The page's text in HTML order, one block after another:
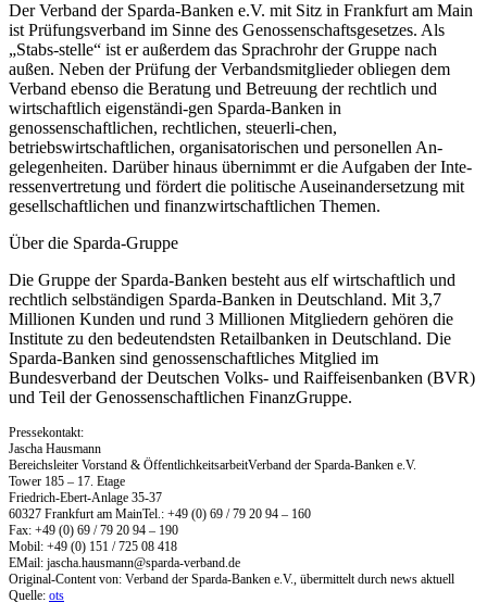
Der Verband der Sparda-Banken e.V. mit Sitz in Frankfurt am Main
ist Prüfungsverband im Sinne des Genossenschaftsgesetzes. Als
„Stabs-stelle“ ist er außerdem das Sprachrohr der Gruppe nach
außen. Neben der Prüfung der Verbandsmitglieder obliegen dem
Verband ebenso die Beratung und Betreuung der rechtlich und
wirtschaftlich eigenständi-gen Sparda-Banken in
genossenschaftlichen, rechtlichen, steuerli-chen,
betriebswirtschaftlichen, organisatorischen und personellen An-
gelegenheiten. Darüber hinaus übernimmt er die Aufgaben der Inte-
ressenvertretung und fördert die politische Auseinandersetzung mit
gesellschaftlichen und finanzwirtschaftlichen Themen.
Über die Sparda-Gruppe
Die Gruppe der Sparda-Banken besteht aus elf wirtschaftlich und
rechtlich selbständigen Sparda-Banken in Deutschland. Mit 3,7
Millionen Kunden und rund 3 Millionen Mitgliedern gehören die
Institute zu den bedeutendsten Retailbanken in Deutschland. Die
Sparda-Banken sind genossenschaftliches Mitglied im
Bundesverband der Deutschen Volks- und Raiffeisenbanken (BVR)
und Teil der Genossenschaftlichen FinanzGruppe.
Pressekontakt:
Jascha Hausmann
Bereichsleiter Vorstand & ÖffentlichkeitsarbeitVerband der Sparda-Banken e.V.
Tower 185 – 17. Etage
Friedrich-Ebert-Anlage 35-37
60327 Frankfurt am MainTel.: +49 (0) 69 / 79 20 94 – 160
Fax: +49 (0) 69 / 79 20 94 – 190
Mobil: +49 (0) 151 / 725 08 418
EMail: jascha.hausmann@sparda-verband.de
Original-Content von: Verband der Sparda-Banken e.V., übermittelt durch news aktuell
Quelle: ots